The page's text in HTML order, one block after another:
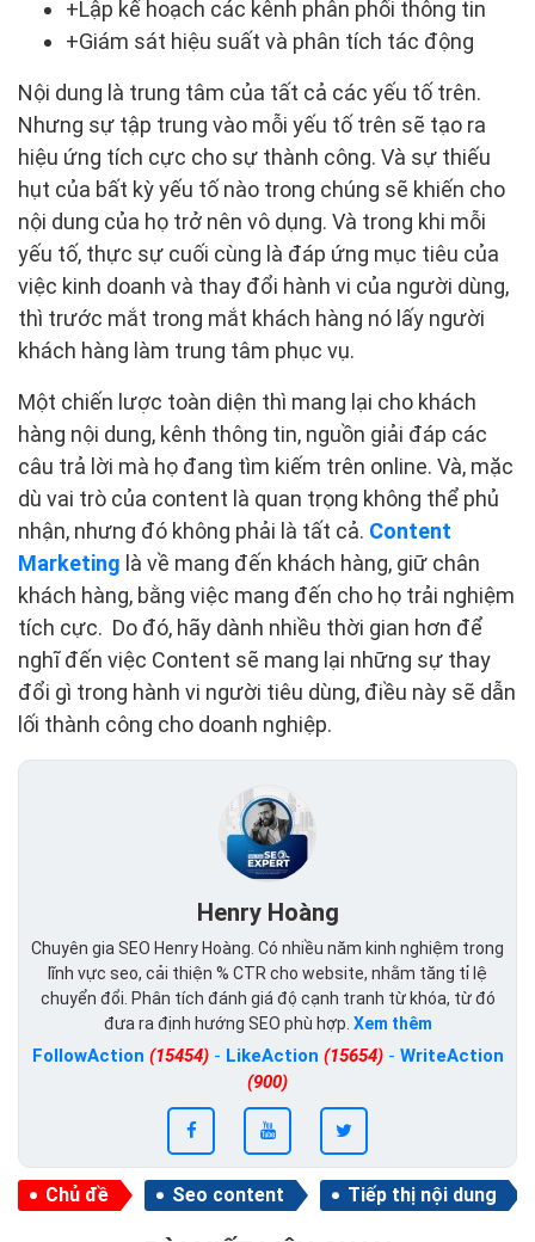
+Lập kế hoạch các kênh phân phối thông tin
+Giám sát hiệu suất và phân tích tác động
Nội dung là trung tâm của tất cả các yếu tố trên.
Nhưng sự tập trung vào mỗi yếu tố trên sẽ tạo ra
hiệu ứng tích cực cho sự thành công. Và sự thiếu
hụt của bất kỳ yếu tố nào trong chúng sẽ khiến cho
nội dung của họ trở nên vô dụng. Và trong khi mỗi
yếu tố, thực sự cuối cùng là đáp ứng mục tiêu của
việc kinh doanh và thay đổi hành vi của người dùng,
thì trước mắt trong mắt khách hàng nó lấy người
khách hàng làm trung tâm phục vụ.
Một chiến lược toàn diện thì mang lại cho khách
hàng nội dung, kênh thông tin, nguồn giải đáp các
câu trả lời mà họ đang tìm kiếm trên online. Và, mặc
dù vai trò của content là quan trọng không thể phủ
nhận, nhưng đó không phải là tất cả. Content
Marketing là về mang đến khách hàng, giữ chân
khách hàng, bằng việc mang đến cho họ trải nghiệm
tích cực. Do đó, hãy dành nhiều thời gian hơn để
nghĩ đến việc Content sẽ mang lại những sự thay
đổi gì trong hành vi người tiêu dùng, điều này sẽ dẫn
lối thành công cho doanh nghiệp.
Henry Hoàng
Chuyên gia SEO Henry Hoàng. Có nhiều năm kinh nghiệm trong
lĩnh vực seo, cải thiện % CTR cho website, nhằm tăng tỉ lệ
chuyển đổi. Phân tích đánh giá độ cạnh tranh từ khóa, từ đó
đưa ra định hướng SEO phù hợp. Xem thêm
FollowAction (15454)- LikeAction (15654)- WriteAction
(900)
Chủ đề Seo content Tiếp thị nội dung